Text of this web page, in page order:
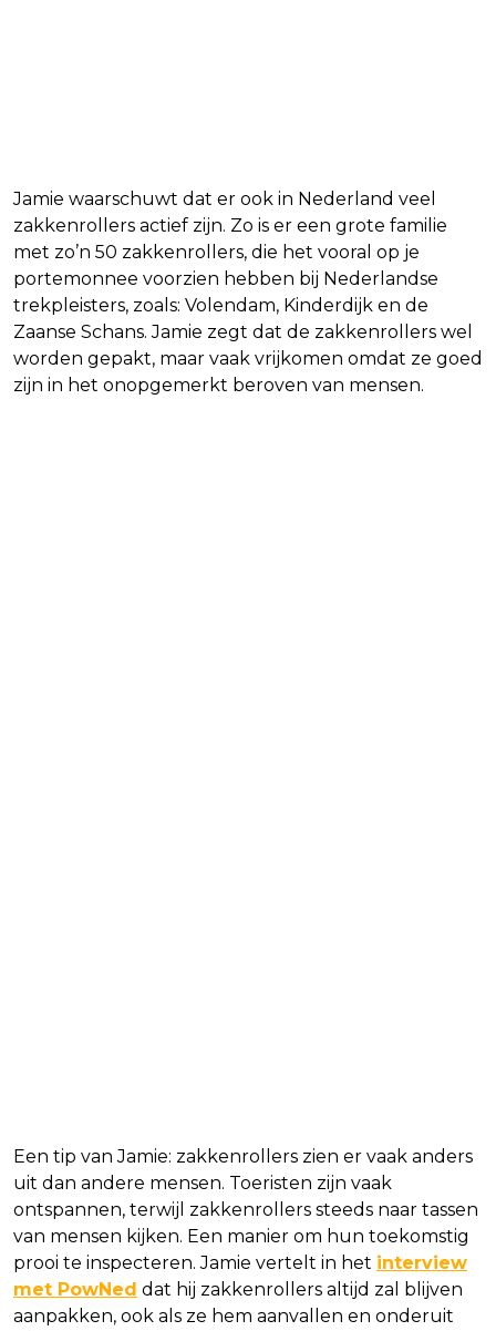
Jamie waarschuwt dat er ook in Nederland veel
zakkenrollers actief zijn. Zo is er een grote familie
met zo’n 50 zakkenrollers, die het vooral op je
portemonnee voorzien hebben bij Nederlandse
trekpleisters, zoals: Volendam, Kinderdijk en de
Zaanse Schans. Jamie zegt dat de zakkenrollers wel
worden gepakt, maar vaak vrijkomen omdat ze goed
zijn in het onopgemerkt beroven van mensen.
Een tip van Jamie: zakkenrollers zien er vaak anders
uit dan andere mensen. Toeristen zijn vaak
ontspannen, terwijl zakkenrollers steeds naar tassen
van mensen kijken. Een manier om hun toekomstig
prooi te inspecteren. Jamie vertelt in het interview
met PowNed dat hij zakkenrollers altijd zal blijven
aanpakken, ook als ze hem aanvallen en onderuit